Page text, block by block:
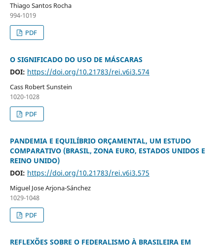
Thiago Santos Rocha
994-1019
PDF
O SIGNIFICADO DO USO DE MÁSCARAS
DOI: https://doi.org/10.21783/rei.v6i3.574
Cass Robert Sunstein
1020-1028
PDF
PANDEMIA E EQUILÍBRIO ORÇAMENTAL, UM ESTUDO
COMPARATIVO (BRASIL, ZONA EURO, ESTADOS UNIDOS E
REINO UNIDO)
DOI: https://doi.org/10.21783/rei.v6i3.575
Miguel Jose Arjona-Sánchez
1029-1048
PDF
REFLEXÕES SOBRE O FEDERALISMO À BRASILEIRA EM